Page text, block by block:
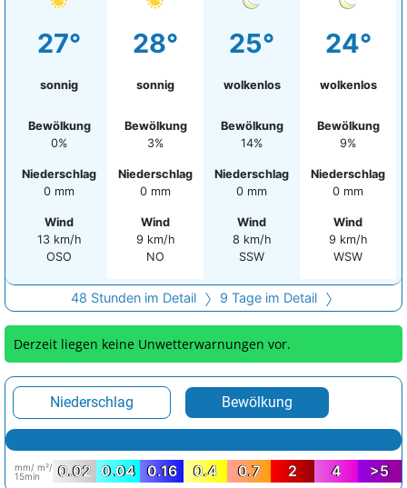
27°
sonnig
Bewölkung
0%
Niederschlag
0 mm
Wind
13 km/h
OSO
28°
sonnig
Bewölkung
3%
Niederschlag
0 mm
Wind
9 km/h
NO
25°
wolkenlos
Bewölkung
14%
Niederschlag
0 mm
Wind
8 km/h
SSW
24°
wolkenlos
Bewölkung
9%
Niederschlag
0 mm
Wind
9 km/h
WSW
48 Stunden im Detail 9 Tage im Detail
Derzeit liegen keine Unwetterwarnungen vor.
Niederschlag Bewölkung
mm/ m²/
15min
0.02 0.04 0.16 0.4 0.7 2 4 >5